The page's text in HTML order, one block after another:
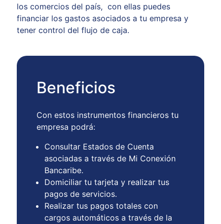
los comercios del país, con ellas puedes
financiar los gastos asociados a tu empresa y
tener control del flujo de caja.
Beneficios
Con estos instrumentos financieros tu
empresa podrá:
Consultar Estados de Cuenta
asociadas a través de Mi Conexión
Bancaribe.
Domiciliar tu tarjeta y realizar tus
pagos de servicios.
Realizar tus pagos totales con
cargos automáticos a través de la